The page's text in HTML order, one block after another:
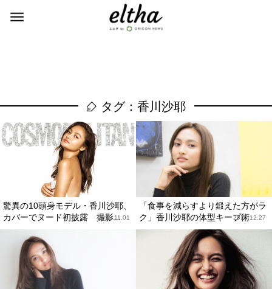
タグ：香川沙耶
驚異の10頭身モデル・香川沙耶、
カバーでヌード初披露 撮影...
2019.11.01
「食事を減らすより鍛えた方がラ
ク」香川沙耶の体型キープ術2016.12.27